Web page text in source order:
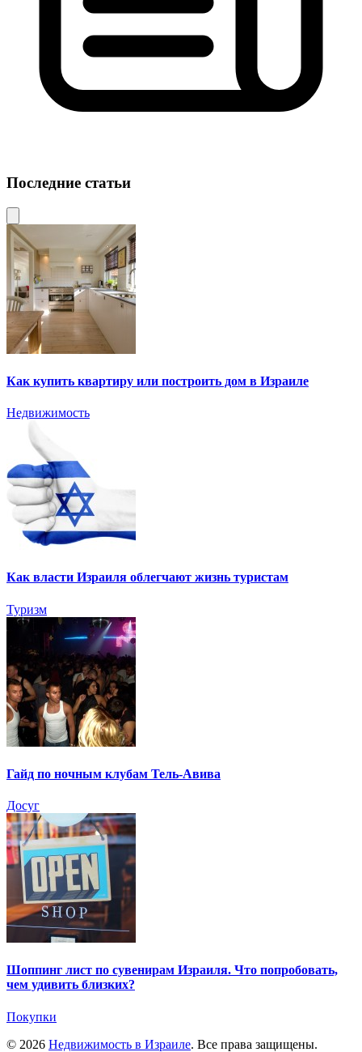
Последние статьи
Как купить квартиру или построить дом в Израиле
Недвижимость
Как власти Израиля облегчают жизнь туристам
Туризм
Гайд по ночным клубам Тель-Авива
Досуг
Шоппинг лист по сувенирам Израиля. Что попробовать,
чем удивить близких?
Покупки
© 2026 Недвижимость в Израиле. Все права защищены.